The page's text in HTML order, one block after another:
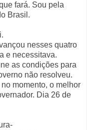
fará. Sou pela
Brasil.
nesses quatro
e necessitava.
as condições para
não resolveu.
momento, o melhor
Dia 26 de